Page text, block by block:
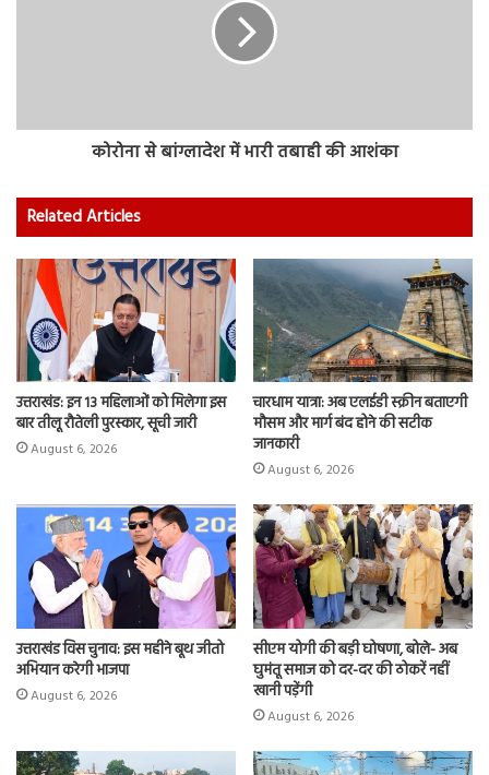
कोरोना से बांग्लादेश में भारी तबाही की आशंका
Related Articles
उत्तराखंड: इन 13 महिलाओं को मिलेगा इस
बार तीलू रौतेली पुरस्कार, सूची जारी
August 6, 2026
चारधाम यात्रा: अब एलईडी स्क्रीन बताएगी
मौसम और मार्ग बंद होने की सटीक
जानकारी
August 6, 2026
उत्तराखंड विस चुनाव: इस महीने बूथ जीतो
अभियान करेगी भाजपा
August 6, 2026
सीएम योगी की बड़ी घोषणा, बोले- अब
घुमंतू समाज को दर-दर की ठोकरें नहीं
खानी पड़ेंगी
August 6, 2026